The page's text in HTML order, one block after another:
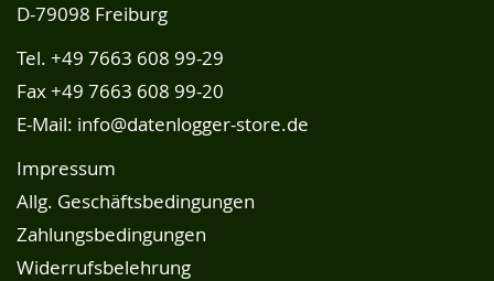
D-79098 Freiburg
Tel. +49 7663 608 99-29
Fax +49 7663 608 99-20
E-Mail: info@datenlogger-store.de
Impressum
Allg. Geschäftsbedingungen
Zahlungsbedingungen
Widerrufsbelehrung